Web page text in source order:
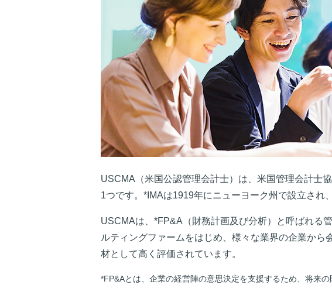
USCMA（米国公認管理会計士）は、米国管理会計士
1つです。*IMAは1919年にニューヨーク州で設立され
USCMAは、*FP&A（財務計画及び分析）と呼ばれる
ルティングファームをはじめ、様々な業界の企業か
材として高く評価されています。
*FP&Aとは、企業の経営陣の意思決定を支援するため、将来